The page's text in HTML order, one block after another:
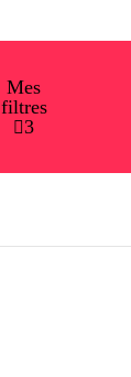
Mes
filtres
3